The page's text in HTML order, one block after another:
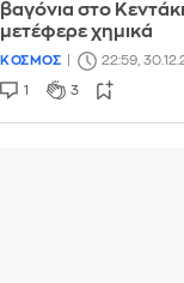
βαγόνια στο
μετέφερε χημικά
ΚΟΣΜΟΣ 22:59,
1 3